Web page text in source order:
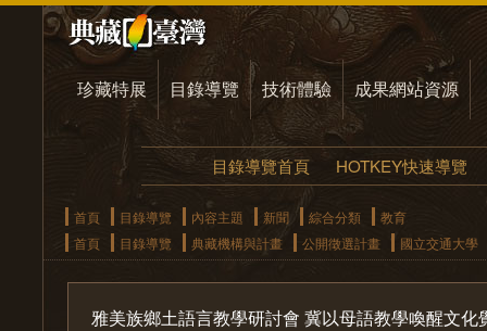
珍藏特展 目錄導覽 技術體驗 成果網站資源
目錄導覽首頁 HOTKEY快速導覽
首頁 目錄導覽 內容主題 新聞 綜合分類
教育
首頁
目錄導覽 典藏機構與計畫 公開徵選計畫 國立交通大學
雅美族鄉土語言教學研討會 冀以母語教學喚醒文化